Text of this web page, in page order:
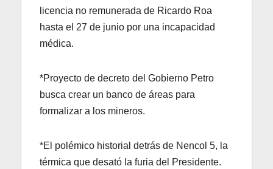
licencia no remunerada de Ricardo Roa
hasta el 27 de junio por una incapacidad
médica.
*Proyecto de decreto del Gobierno Petro
busca crear un banco de áreas para
formalizar a los mineros.
*El polémico historial detrás de Nencol 5, la
térmica que desató la furia del Presidente.